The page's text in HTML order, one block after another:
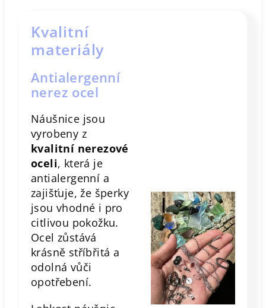
Kvalitní
materiály
Antialergenní
nerez ocel
Náušnice jsou
vyrobeny z
kvalitní nerezové
oceli, která je
antialergenní a
zajišťuje, že šperky
jsou vhodné i pro
citlivou pokožku.
Ocel zůstává
krásně stříbřitá a
odolná vůči
opotřebení.